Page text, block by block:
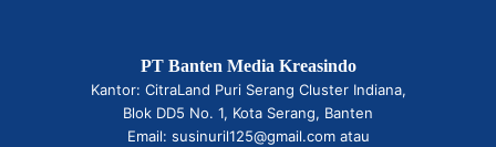
PT Banten Media Kreasindo
Kantor: CitraLand Puri Serang Cluster Indiana,
Blok DD5 No. 1, Kota Serang, Banten
Email: susinuril125@gmail.com atau